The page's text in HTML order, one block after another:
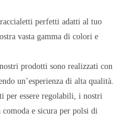
perfetti adatti al tuo
vasta gamma di colori e
prodotti sono realizzati con
un’esperienza di alta qualità.
per essere regolabili, i nostri
e sicura per polsi di